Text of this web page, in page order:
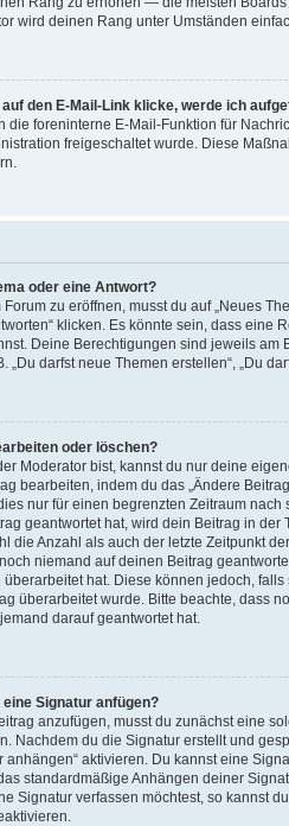
wird deinen Rang unter Umständen
den E-Mail-Link klicke, werde ich
die foreninterne E-Mail-Funktion für
freigeschaltet wurde. Diese
oder eine Antwort?
zu eröffnen, musst du auf „Neues
klicken. Es könnte sein, dass eine
Deine Berechtigungen sind jeweils am
„Du darfst neue Themen erstellen“, „Du
oder löschen?
Moderator bist, kannst du nur deine
bearbeiten, indem du das „Ändere
nur für einen begrenzten Zeitraum
geantwortet hat, wird dein Beitrag in der
die Anzahl als auch der letzte Zeitpunkt
niemand auf deinen Beitrag
hat. Diese können jedoch,
überarbeitet wurde. Bitte beachte, dass
darauf geantwortet hat.
Signatur anfügen?
anzufügen, musst du zunächst eine
Nachdem du die Signatur erstellt und
anhängen“ aktivieren. Du kannst eine
standardmäßige Anhängen deiner
Signatur verfassen möchtest, so kannst